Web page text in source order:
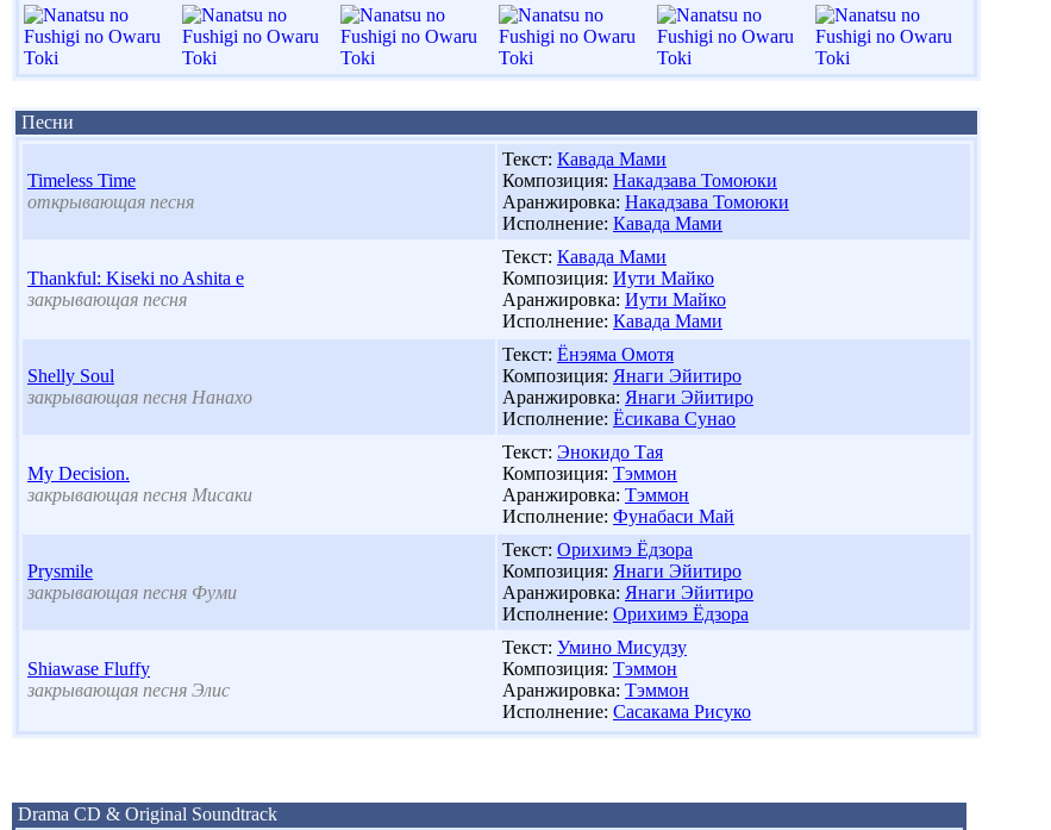
Песни
Timeless Time
открывающая песня
Текст: Кавада Мами
Композиция: Накадзава Томоюки
Аранжировка: Накадзава Томоюки
Исполнение: Кавада Мами
Thankful: Kiseki no Ashita e
закрывающая песня
Текст: Кавада Мами
Композиция: Иути Майко
Аранжировка: Иути Майко
Исполнение: Кавада Мами
Shelly Soul
закрывающая песня Нанахо
Текст: Ёнэяма Омотя
Композиция: Янаги Эйитиро
Аранжировка: Янаги Эйитиро
Исполнение: Ёсикава Сунао
My Decision.
закрывающая песня Мисаки
Текст: Энокидо Тая
Композиция: Тэммон
Аранжировка: Тэммон
Исполнение: Фунабаси Май
Prysmile
закрывающая песня Фуми
Текст: Орихимэ Ёдзора
Композиция: Янаги Эйитиро
Аранжировка: Янаги Эйитиро
Исполнение: Орихимэ Ёдзора
Shiawase Fluffy
закрывающая песня Элис
Текст: Умино Мисудзу
Композиция: Тэммон
Аранжировка: Тэммон
Исполнение: Сасакама Рисуко
Drama CD & Original Soundtrack